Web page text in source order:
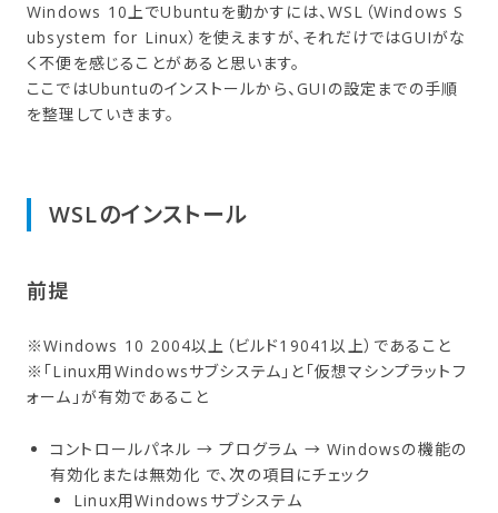
Windows 10上でUbuntuを動かすには、WSL（Windows S
ubsystem for Linux）を使えますが、それだけではGUIがな
く不便を感じることがあると思います。
ここではUbuntuのインストールから、GUIの設定までの手順
を整理していきます。
WSLの​インストール
前提
※Windows 10 2004以上（ビルド19041以上）であること
※「Linux用Windowsサブシステム」と「仮想マシンプラットフ
ォーム」が有効であること
コントロールパネル → プログラム → Windowsの機能の
有効化または無効化 で、次の項目にチェック
Linux用Windowsサブシステム